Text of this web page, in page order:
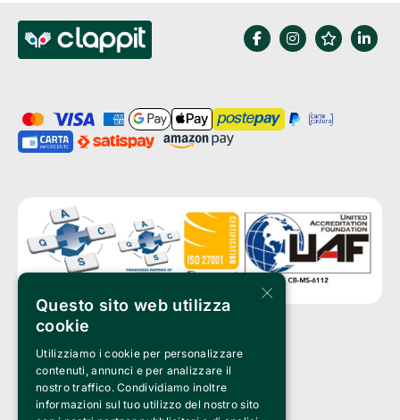
Clappit è un marchio di proprietà di:
Bemils Srl
a Socio Unico
Via Fosse Ardeatine, 4 -20092 Cinisello Balsamo (MI)
PI 05589050961
×
Questo sito web utilizza
cookie
Utilizziamo i cookie per personalizzare
contenuti, annunci e per analizzare il
nostro traffico. Condividiamo inoltre
informazioni sul tuo utilizzo del nostro sito